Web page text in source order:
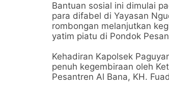
Bantuan sosial ini dimulai
para difabel di Yayasan
rombongan melanjutkan
yatim piatu di Pondok
Kehadiran Kapolsek
penuh kegembiraan oleh
Pesantren Al Bana, KH.